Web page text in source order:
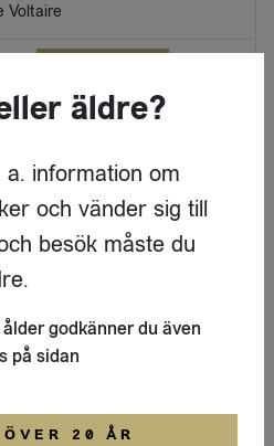
Voltaire
Kokosolja - Smak & doftfri
Voltaire
LOGGA IN
Kokosolja - Kallpressad
LOGGA IN
äldre?
a. information om
och vänder sig till
besök måste du
godkänner du även
på sidan
20 ÅR